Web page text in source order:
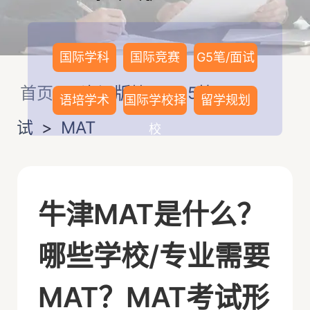
国际学科 国际竞赛 G5笔/面试
语培学术
国际学校择
校
留学规划
首页>资讯版块>G5笔/面
试 > MAT
牛津MAT是什么？
哪些学校/专业需要
MAT？MAT考试形